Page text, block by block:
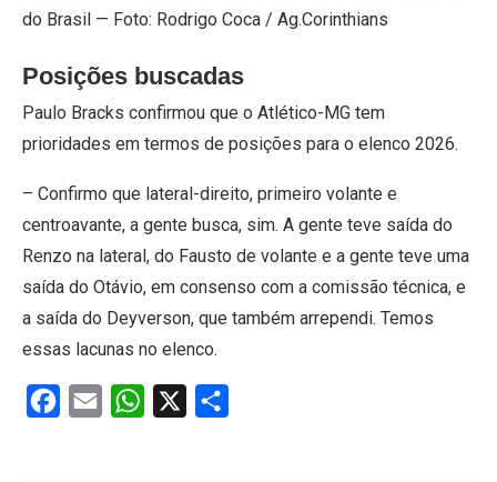
do Brasil — Foto: Rodrigo Coca / Ag.Corinthians
Posições buscadas
Paulo Bracks confirmou que o Atlético-MG tem
prioridades em termos de posições para o elenco 2026.
– Confirmo que lateral-direito, primeiro volante e
centroavante, a gente busca, sim. A gente teve saída do
Renzo na lateral, do Fausto de volante e a gente teve uma
saída do Otávio, em consenso com a comissão técnica, e
a saída do Deyverson, que também arrependi. Temos
essas lacunas no elenco.
Facebook
Email WhatsApp